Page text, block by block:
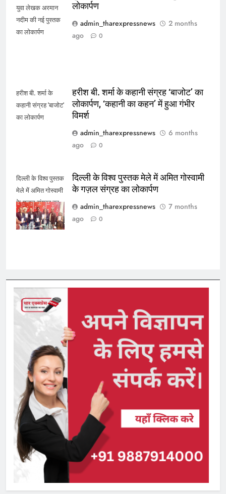
युवा लेखक अरमान
नदीम की नई पुस्तक
का लोकार्पण
लोकार्पण
admin_tharexpressnews
2 months
ago
0
हरीश बी. शर्मा के
कहानी संग्रह 'बाजोट'
का लोकार्पण
हरीश बी. शर्मा के कहानी संग्रह ‘बाजोट’ का
लोकार्पण, ‘कहानी का कहन’ में हुआ गंभीर
विमर्श
admin_tharexpressnews
6 months
ago
0
दिल्ली के विश्व पुस्तक
मेले में अमित गोस्वामी
के गज़ल संग्रह का
लोकार्पण
दिल्ली के विश्व पुस्तक मेले में अमित गोस्वामी
के गज़ल संग्रह का लोकार्पण
admin_tharexpressnews
7 months
ago
0